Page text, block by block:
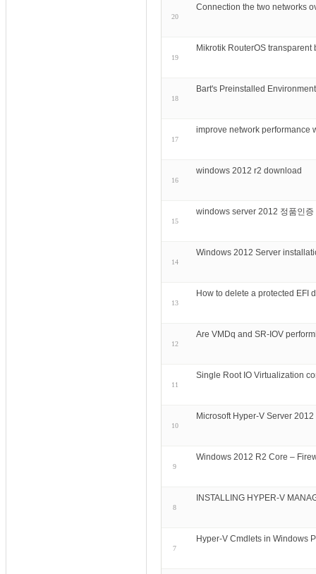
20
Connection the two networks
19
Mikrotik RouterOS
18
Bart's Preinstalled
17
improve network performance
16
windows 2012 r2 download
15
windows server 2012 정품인증
14
Windows 2012 Server
13
How to delete a protected EFI
12
Are VMDq and SR-IOV
11
Single Root IO Virtualization
10
Microsoft Hyper-V Server
9
Windows 2012 R2 Core –
8
INSTALLING HYPER-V
7
Hyper-V Cmdlets in Windows